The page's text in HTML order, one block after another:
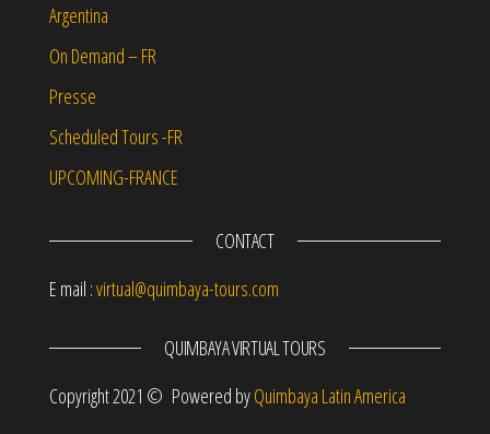
Argentina
On Demand – FR
Presse
Scheduled Tours -FR
UPCOMING-FRANCE
CONTACT
E mail :virtual@quimbaya-tours.com
QUIMBAYA VIRTUAL TOURS
Copyright 2021 © Powered byQuimbaya Latin America